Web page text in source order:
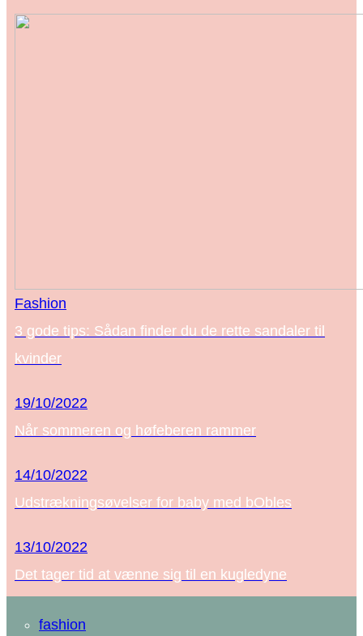
Fashion
3 gode tips: Sådan finder du de rette sandaler til
kvinder
19/10/2022
Når sommeren og høfeberen rammer
14/10/2022
Udstrækningsøvelser for baby med bObles
13/10/2022
Det tager tid at vænne sig til en kugledyne
fashion